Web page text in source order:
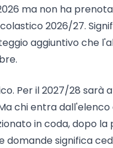
ma non ha
2026/27.
aggiuntivo che
Per il 2027/28 sarà
chi entra
in coda, dopo
significa